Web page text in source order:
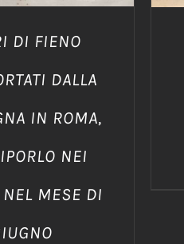
DI FIENO
DALLA
IN ROMA,
NEI
MESE DI